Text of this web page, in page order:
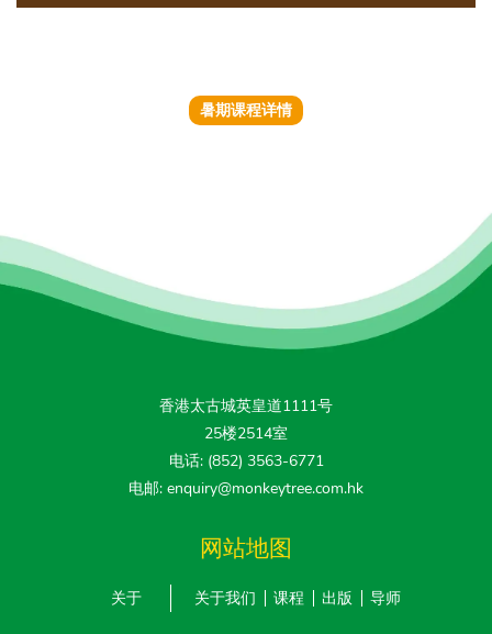
暑期课程详情
香港太古城英皇道1111号
25楼2514室
电话: (852) 3563-6771
电邮: enquiry@monkeytree.com.hk
网站地图
关于 关于我们 课程 出版 导师